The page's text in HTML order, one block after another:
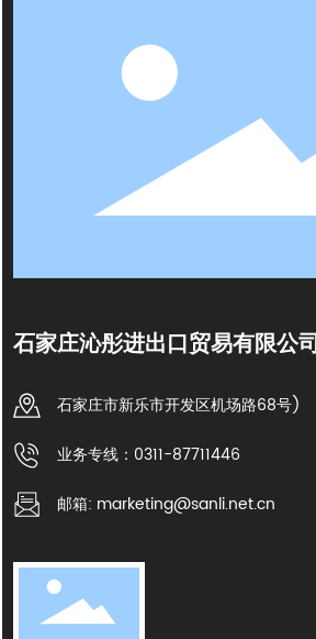
石家庄沁彤进出口贸易有限公司
石家庄市新乐市开发区机场路68号)
业务专线：0311-87711446
邮箱: marketing@sanli.net.cn